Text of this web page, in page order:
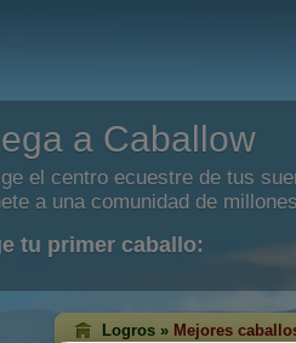
a Caballow
el centro ecuestre de tus
a una comunidad de
tu primer caballo:
Logros » Mejores